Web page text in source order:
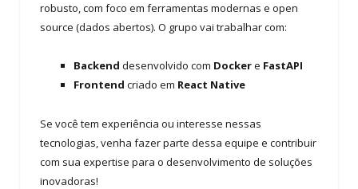
robusto, com foco em ferramentas modernas e open
source (dados abertos). O grupo vai trabalhar com:
Backend desenvolvido com Dockere FastAPI
Frontend criado em React Native
Se você tem experiência ou interesse nessas
tecnologias, venha fazer parte dessa equipe e contribuir
com sua expertise para o desenvolvimento de soluções
inovadoras!